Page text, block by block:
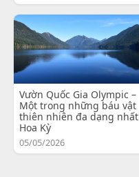
Vườn Quốc Gia Olympic –
Một trong những báu vật
thiên nhiên đa dạng nhất
Hoa Kỳ
05/05/2026